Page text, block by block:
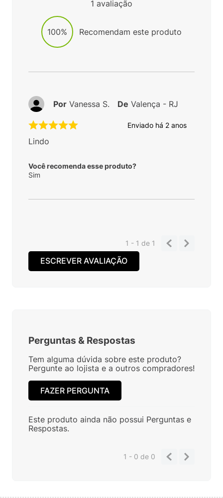
1 avaliação
100% Recomendam este produto
Enviado há 2 anos
Lindo
Você recomenda esse produto?
Sim
Por Vanessa S. De Valença - RJ
1 - 1de 1
ESCREVER AVALIAÇÃO
Perguntas & Respostas
Tem alguma dúvida sobre este produto?
Pergunte ao lojista e a outros compradores!
FAZER PERGUNTA
Este produto ainda não possui Perguntas e
Respostas.
1 - 0de 0